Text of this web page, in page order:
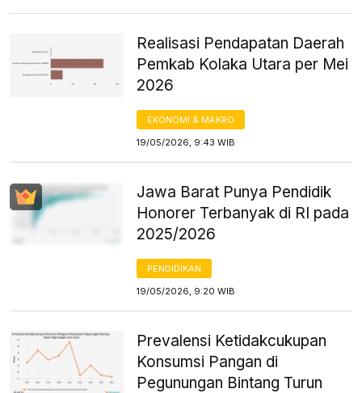
Realisasi Pendapatan Daerah
Pemkab Kolaka Utara per Mei
2026
EKONOMI & MAKRO
19/05/2026, 9:43 WIB
Jawa Barat Punya Pendidik
Honorer Terbanyak di RI pada
2025/2026
PENDIDIKAN
19/05/2026, 9:20 WIB
Prevalensi Ketidakcukupan
Konsumsi Pangan di
Pegunungan Bintang Turun